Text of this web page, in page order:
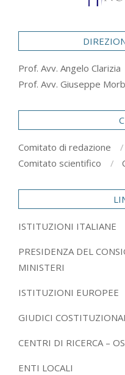
Prof. Avv. Angelo Clarizia
Prof. Avv. Giuseppe
Comitato di redazione
Comitato scientifico
ISTITUZIONI ITALIANE
PRESIDENZA DEL
MINISTERI
ISTITUZIONI EUROPEE
GIUDICI
CENTRI DI RICERCA –
ENTI LOCALI